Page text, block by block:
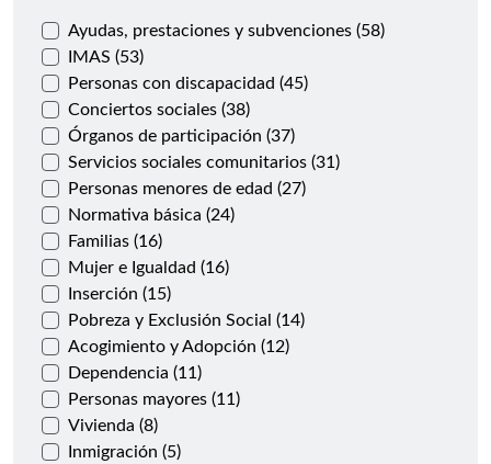
Ayudas, prestaciones y subvenciones (58)
IMAS (53)
Personas con discapacidad (45)
Conciertos sociales (38)
Órganos de participación (37)
Servicios sociales comunitarios (31)
Personas menores de edad (27)
Normativa básica (24)
Familias (16)
Mujer e Igualdad (16)
Inserción (15)
Pobreza y Exclusión Social (14)
Acogimiento y Adopción (12)
Dependencia (11)
Personas mayores (11)
Vivienda (8)
Inmigración (5)